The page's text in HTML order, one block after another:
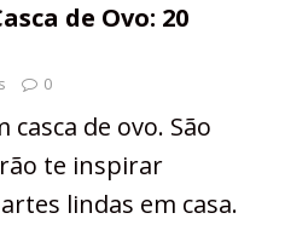
de Ovo: 20
0
de ovo. São
te inspirar
lindas em casa.